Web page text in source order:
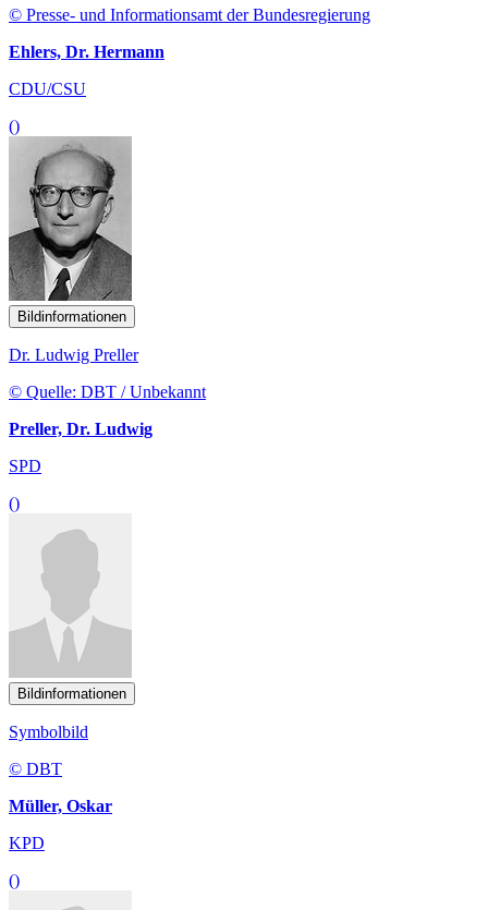
© Presse- und Informationsamt der Bundesregierung
Ehlers, Dr. Hermann
CDU/CSU
()
Bildinformationen
Dr. Ludwig Preller
© Quelle: DBT / Unbekannt
Preller, Dr. Ludwig
SPD
()
Bildinformationen
Symbolbild
© DBT
Müller, Oskar
KPD
()